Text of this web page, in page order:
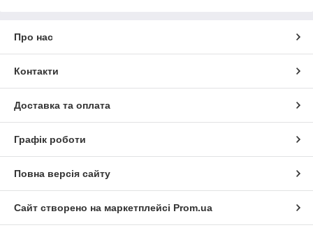
висвердлені вікна в латунному тримачі, пальцевий тип.
Області застосування
Зубчасті передачі
Прокатні стани
Про нас
Контакти
Доставка та оплата
Графік роботи
Повна версія сайту
Сайт створено на маркетплейсі Prom.ua